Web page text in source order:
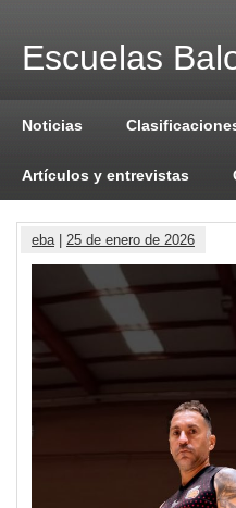
Escuelas
Noticias
Artículos y entrevistas
eba| 25 de enero de 2026